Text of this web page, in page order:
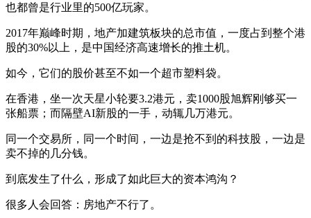
也都曾是行业里的500亿玩家。
2017年巅峰时期，地产加建筑板块的总市值，一度占到整个港
股的30%以上，是中国经济高速增长的推土机。
如今，它们的股价甚至不如一个超市塑料袋。
在香港，坐一次天星小轮要3.2港元，卖1000股旭辉刚够买一
张船票；而隔壁AI新股的一手，动辄几万港元。
同一个交易所，同一个时间，一边是抢不到的科技股，一边是
卖不掉的几分钱。
到底发生了什么，形成了如此巨大的资本鸿沟？
很多人会回答：房地产不行了。